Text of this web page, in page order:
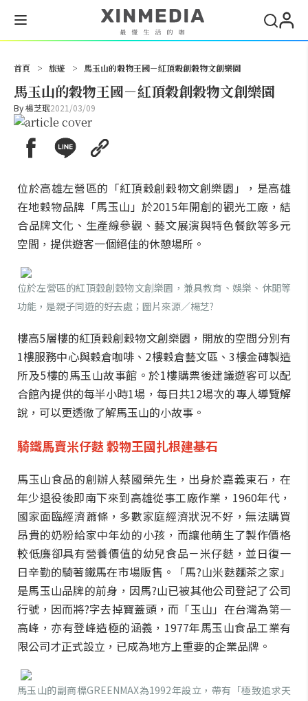
首頁 > 旅遊 > 馬玉山的穀物王國－紅頂穀創穀物文創樂園
馬玉山的穀物王國－紅頂穀創穀物文創樂園
By楊芝珉2021/03/09
位於高雄左營區的「紅頂穀創穀物文創樂園」，是高雄
在地穀物品牌「馬玉山」於2015年開創的觀光工廠，結
合品牌文化、生產線參觀、藝文展演與特色餐飲等多元
空間，提供遊客一個絕佳的休憩場所。
位於左營區的紅頂穀創穀物文創樂園，兼具教育、娛樂、休閒等
功能，是親子同遊的好去處；圖片來源／楊芝?
樓高5層樓的紅頂穀創穀物文創樂園，開放的空間分別有
1樓服務中心與穀倉咖啡、2樓穀倉藝文區、3樓金磚製造
所及5樓的馬玉山故事館。於1樓購票後建議遊客可以配
合館內提供的每半小時1場，每日共12場次的專人導覽解
說，可以更透徹了解馬玉山的小故事。
騎鐵馬賣米仔麩穀物王國扎根建基石
馬玉山食品的創辦人蔡國榮先生，出身於嘉義東石，在
年少退役後即南下來到高雄從事工廠作業，1960年代，
國家面臨經濟蕭條，多數家庭經濟狀況不好，無法購買
昂貴的奶粉給家中年幼的小孩，而讓他萌生了製作價格
較低廉卻具有營養價值的幼兒食品－米仔麩，並日復一
日辛勤的騎著鐵馬在市場販售。「馬?山米麩麵茶之家」
是馬玉山品牌的前身，因馬?山已被其他公司登記了公司
行號，因而將?字去掉寶蓋頭，而「玉山」在台灣為第一
高峰，亦有登峰造極的涵義，1977年馬玉山食品工業有
限公司才正式設立，已成為地方上重要的企業品牌。
馬玉山的副商標GREENMAX為1992年設立，帶有「極致追求天